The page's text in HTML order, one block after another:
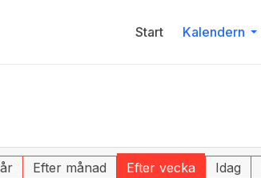
Start Kalendern
Efter månad Efter vecka Idag